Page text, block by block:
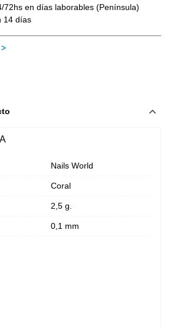
72hs en días laborables (Península)
14 días
Nails World
Coral
2,5 g.
0,1 mm